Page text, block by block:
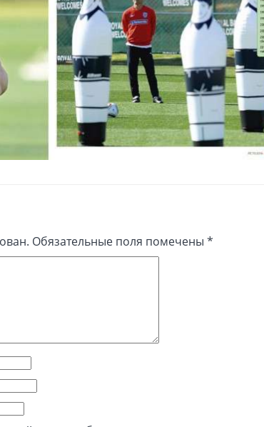
Обязательные поля помечены *